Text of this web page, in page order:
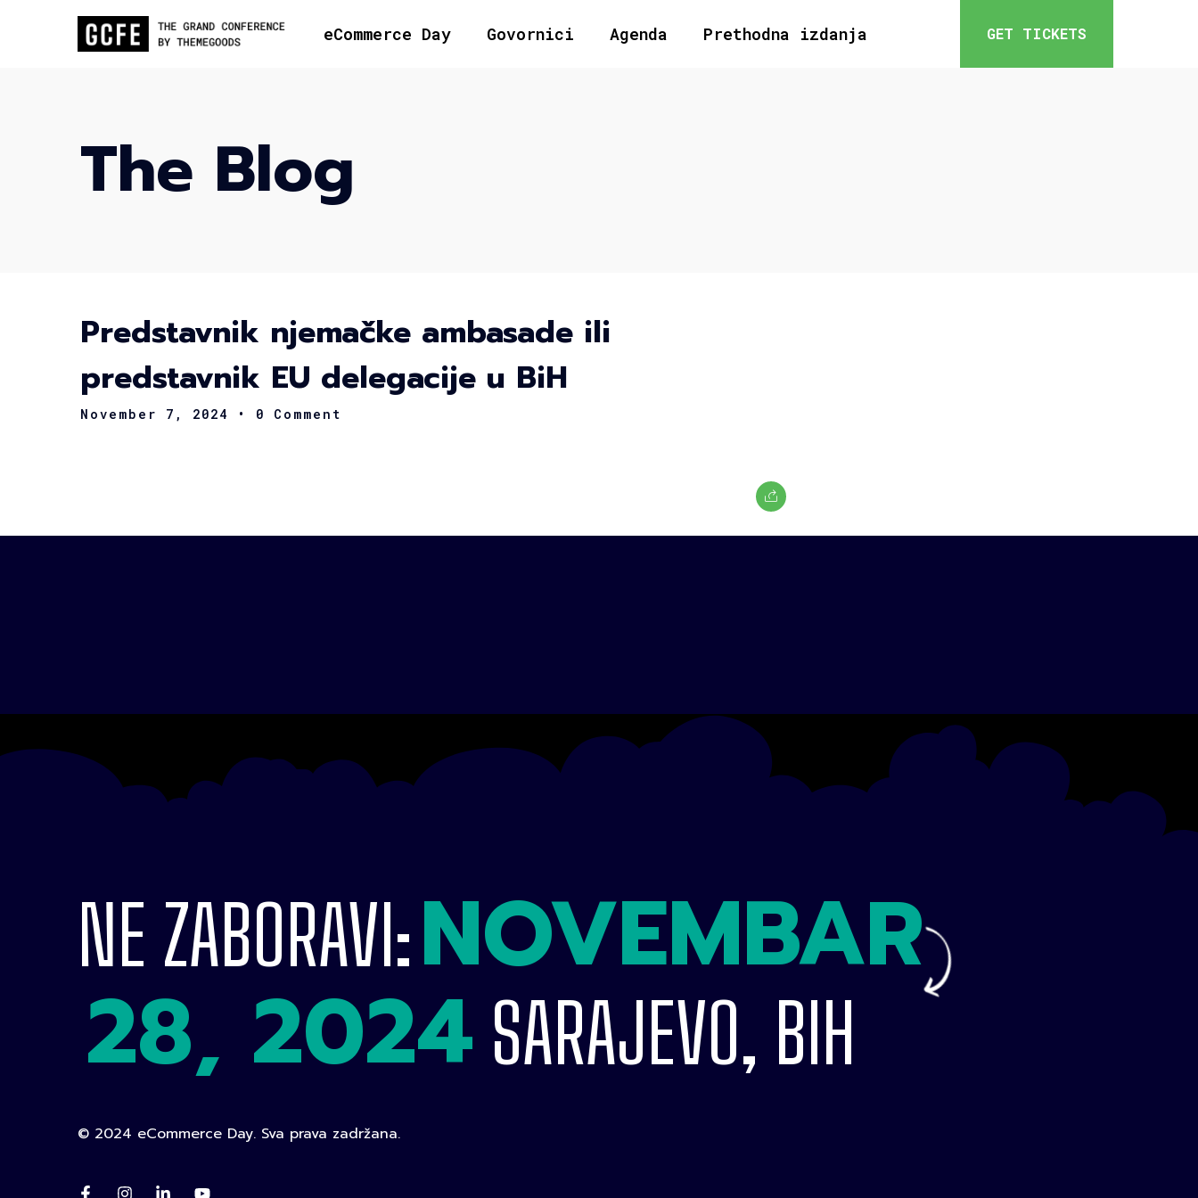
eCommerce Day Govornici Agenda Prethodna izdanja GET TICKETS
The Blog
Predstavnik njemačke ambasade ili
predstavnik EU delegacije u BiH
November 7, 2024 • 0 Comment
NE ZABORAVI:NOVEMBAR
28, 2024 SARAJEVO, BIH
© 2024 eCommerce Day. Sva prava zadržana.